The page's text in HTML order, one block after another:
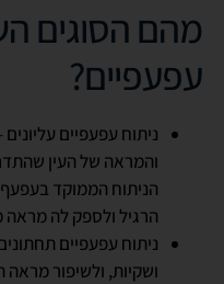
מהם הסוגים
עפעפיים?
ניתוח עפעפיים
והמראה של העין
הניתוח הממוקד בעפעף
הרגיל ולספק לה מראה
ניתוח עפעפיים
ושקיות, ולשיפור מראה